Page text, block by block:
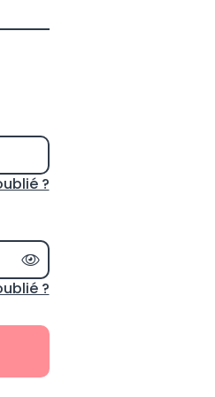
?
Afficher le mot de passe
?